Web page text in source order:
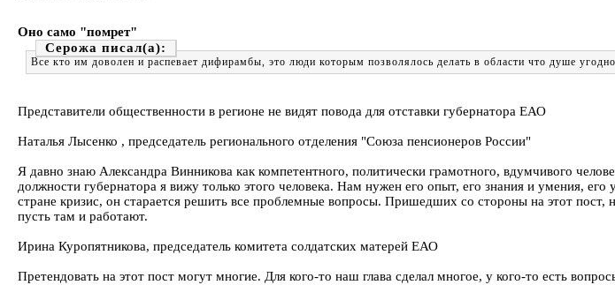
Оно само "помрет"
Серожа
Все кто им доволен и распевает дифирамбы, это люди которым позволялось делать в области что душе
Представители общественности в регионе не видят повода для отставки губернатора ЕАО
Наталья Лысенко , председатель регионального отделения "Союза пенсионеров России"
Я давно знаю Александра Винникова как компетентного, политически грамотного, вдумчивого
должности губернатора я вижу только этого человека. Нам нужен его опыт, его знания и умения,
стране кризис, он старается решить все проблемные вопросы. Пришедших со стороны на этот
пусть там и работают.
Ирина Куропятникова, председатель комитета солдатских матерей ЕАО
Претендовать на этот пост могут многие. Для кого-то наш глава сделал многое, у кого-то есть